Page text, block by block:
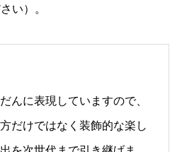
い）。
んに表現していますので、
だけではなく装飾的な楽し